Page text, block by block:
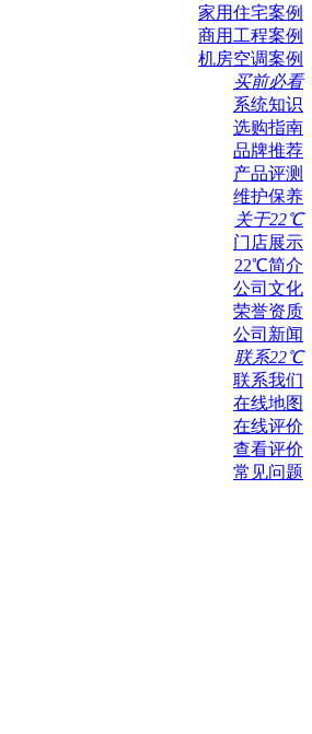
家用住宅案例
商用工程案例
机房空调案例
买前必看
系统知识
选购指南
品牌推荐
产品评测
维护保养
关于22℃
门店展示
22℃简介
公司文化
荣誉资质
公司新闻
联系22℃
联系我们
在线地图
在线评价
查看评价
常见问题